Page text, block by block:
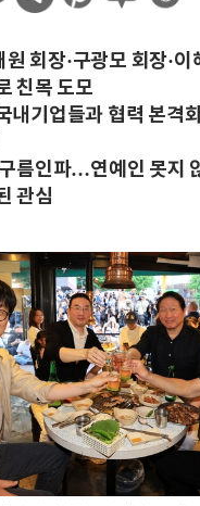
회장·구광모 회장·이
친목 도모
내기업들과 협력 본격
름인파…연예인 못지
관심